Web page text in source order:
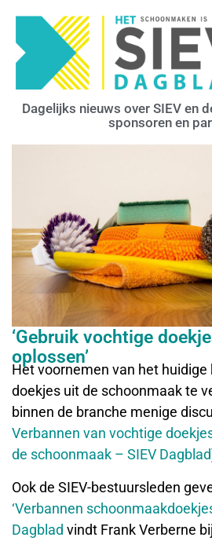
Dagelijks nieuws over SIEV en
sponsoren en
‘Gebruik vochtige
oplossen’
Het voornemen van het
doekjes uit de schoonmaak te
binnen de branche menige
Verbannen van vochtige
de schoonmaak – SIEV Dagblad
Ook de SIEV-bestuursleden
‘Verbannen
Dagblad vindt Frank Verberne